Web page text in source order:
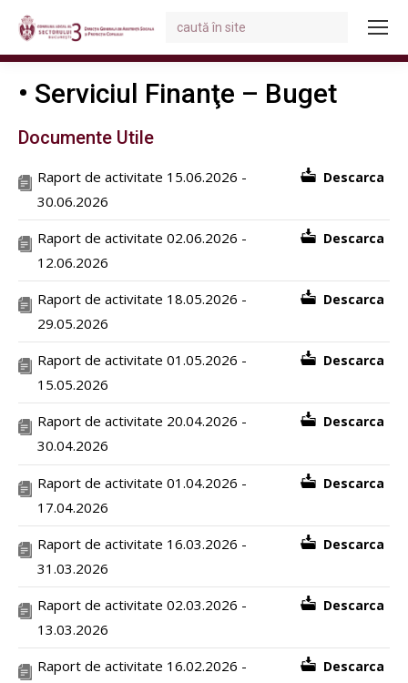
Search:
• Serviciul Finanţe – Buget
Documente Utile
Raport de activitate 15.06.2026 -
30.06.2026
Descarca
Raport de activitate 02.06.2026 -
12.06.2026
Descarca
Raport de activitate 18.05.2026 -
29.05.2026
Descarca
Raport de activitate 01.05.2026 -
15.05.2026
Descarca
Raport de activitate 20.04.2026 -
30.04.2026
Descarca
Raport de activitate 01.04.2026 -
17.04.2026
Descarca
Raport de activitate 16.03.2026 -
31.03.2026
Descarca
Raport de activitate 02.03.2026 -
13.03.2026
Descarca
Raport de activitate 16.02.2026 -
Descarca